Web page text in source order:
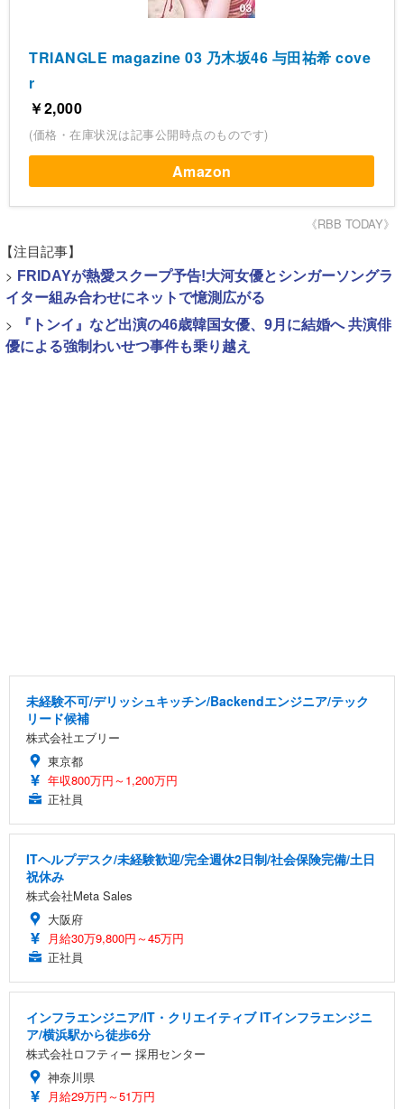
TRIANGLE magazine 03 乃木坂46 与田祐希 cove
r
￥2,000
(価格・在庫状況は記事公開時点のものです)
Amazon
《RBB TODAY》
【注目記事】
> FRIDAYが熱愛スクープ予告!大河女優とシンガーソングラ
イター組み合わせにネットで憶測広がる
>
『トンイ』など出演の46歳韓国女優、9月に結婚へ 共演俳
優による強制わいせつ事件も乗り越え
未経験不可/デリッシュキッチン/Backendエンジニア/テック
リード候補
株式会社エブリー
東京都
年収800万円～1,200万円
正社員
ITヘルプデスク/未経験歓迎/完全週休2日制/社会保険完備/土日
祝休み
株式会社Meta Sales
大阪府
月給30万9,800円～45万円
正社員
インフラエンジニア/IT・クリエイティブ ITインフラエンジニ
ア/横浜駅から徒歩6分
株式会社ロフティー 採用センター
神奈川県
月給29万円～51万円